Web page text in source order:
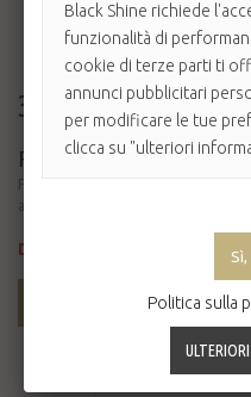
335,00 €
FORBICI HEPIKE BA
Forbici da taglio con due codoli
anelli ...
Disponibile
Black Shine richiede
funzionalità di
cookie di terze parti ti
annunci pubblicitari
per modificare le tue
clicca su "ulteriori
Politica sulla